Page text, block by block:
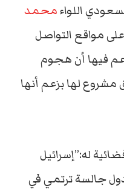
اللواءمحمد
مواقع التواصل
فيها أن هجوم
لها بزعم أنها
له:”إسرائيل
جالسة ترتمي في